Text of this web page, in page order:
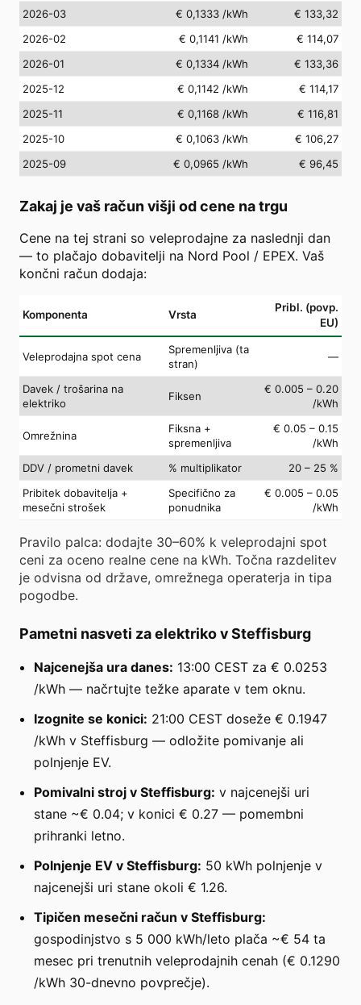
2026-03
€ 0,1333 /kWh
€ 133,32
2026-02
€ 0,1141 /kWh
€ 114,07
2026-01
€ 0,1334 /kWh
€ 133,36
2025-12
€ 0,1142 /kWh
€ 114,17
2025-11
€ 0,1168 /kWh
€ 116,81
2025-10
€ 0,1063 /kWh
€ 106,27
2025-09
€ 0,0965 /kWh € 96,45
Zakaj je vaš račun višji od cene na trgu
Cene na tej strani so veleprodajne za naslednji dan
— to plačajo dobavitelji na Nord Pool / EPEX. Vaš
končni račun dodaja:
Komponenta Vrsta
Pribl. (povp.
EU)
Veleprodajna spot cena
Spremenljiva (ta
stran)
—
Davek / trošarina na
elektriko
Fiksen
€ 0.005 – 0.20
/kWh
Omrežnina
Fiksna +
spremenljiva
€ 0.05 – 0.15
/kWh
DDV / prometni davek
% multiplikator
20 – 25 %
Pribitek dobavitelja +
mesečni strošek
Specifično za
ponudnika
€ 0.005 – 0.05
/kWh
Pravilo palca: dodajte 30–60% k veleprodajni spot
ceni za oceno realne cene na kWh. Točna razdelitev
je odvisna od države, omrežnega operaterja in tipa
pogodbe.
Pametni nasveti za elektriko v Steffisburg
Najcenejša ura danes: 13:00 CEST za € 0.0253
/kWh — načrtujte težke aparate v tem oknu.
Izognite se konici: 21:00 CEST doseže € 0.1947
/kWh v Steffisburg — odložite pomivanje ali
polnjenje EV.
Pomivalni stroj v Steffisburg: v najcenejši uri
stane ~€ 0.04; v konici € 0.27 — pomembni
prihranki letno.
Polnjenje EV v Steffisburg: 50 kWh polnjenje v
najcenejši uri stane okoli € 1.26.
Tipičen mesečni račun v Steffisburg:
gospodinjstvo s 5 000 kWh/leto plača ~€ 54 ta
mesec pri trenutnih veleprodajnih cenah (€ 0.1290
/kWh 30-dnevno povprečje).